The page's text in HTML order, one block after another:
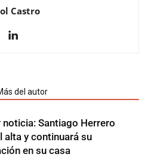
Castro
del autor
noticia: Santiago Herrero
alta y continuará su
en su casa